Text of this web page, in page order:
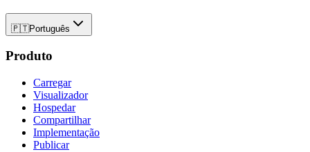
🇵🇹Português
Produto
Carregar
Visualizador
Hospedar
Compartilhar
Implementação
Publicar